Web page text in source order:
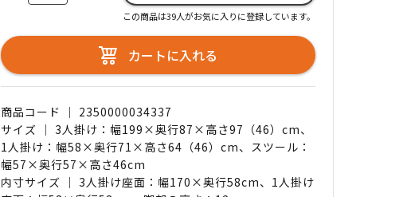
この商品は39人がお気に入りに登録しています。
カートに入れる
商品コード ｜ 2350000034337
サイズ ｜ 3人掛け：幅199×奥行87×高さ97（46）cm、
1人掛け：幅58×奥行71×高さ64（46）cm、スツール：
幅57×奥行57×高さ46cm
内寸サイズ ｜ 3人掛け座面：幅170×奥行58cm、1人掛け